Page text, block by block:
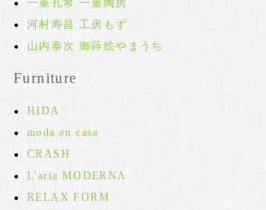
一重孔希 一重陶房
河村寿昌 工房もず
山内泰次 御蒔絵やまうち
Furniture
HIDA
moda en casa
CRASH
L'aria MODERNA
RELAX FORM